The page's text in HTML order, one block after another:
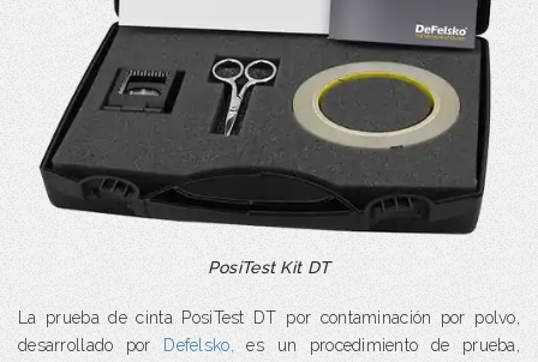
PosiTest Kit DT
La prueba de cinta PosiTest DT por contaminación por polvo,
desarrollado por
Defelsko, es un procedimiento de prueba,